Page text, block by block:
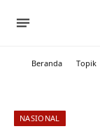
Beranda Topik
NASIONAL